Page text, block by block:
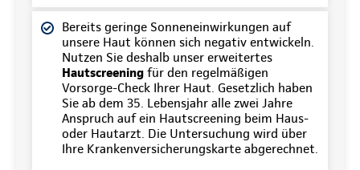
Bereits geringe Sonneneinwirkungen auf
unsere Haut können sich negativ entwickeln.
Nutzen Sie deshalb unser erweitertes
Hautscreening für den regelmäßigen
Vorsorge-Check Ihrer Haut. Gesetzlich haben
Sie ab dem 35. Lebensjahr alle zwei Jahre
Anspruch auf ein Hautscreening beim Haus-
oder Hautarzt. Die Untersuchung wird über
Ihre Krankenversicherungskarte abgerechnet.